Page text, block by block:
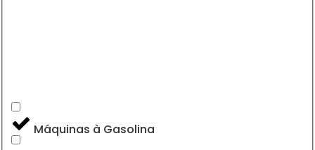
Máquinas à Gasolina